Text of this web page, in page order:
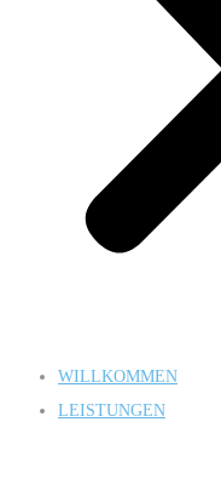
WILLKOMMEN
LEISTUNGEN